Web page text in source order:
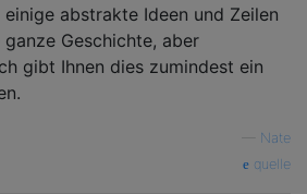
abstrakte Ideen und Zeilen
Geschichte, aber
gibt Ihnen dies zumindest ein
Nate
quelle